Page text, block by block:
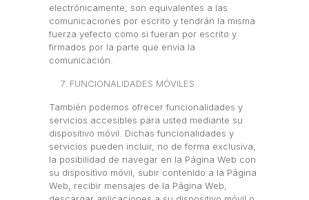
electrónicamente, son equivalentes a las
comunicaciones por escrito y tendrán la misma
fuerza y​efecto como si fueran por escrito y
firmados por la parte que envía la
comunicación.
FUNCIONALIDADES MÓVILES
También podemos ofrecer funcionalidades y
servicios accesibles para usted mediante su
dispositivo móvil. Dichas funcionalidades y
servicios pueden incluir, no de forma exclusiva,
la posibilidad de navegar en la Página Web con
su dispositivo móvil, subir contenido a la Página
Web, recibir mensajes de la Página Web,